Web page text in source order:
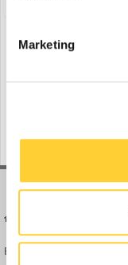
Marketing
Zur Themenübersicht
Bauforum24 News